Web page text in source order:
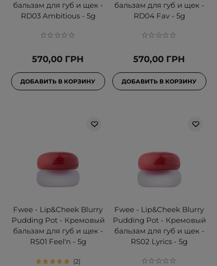
бальзам для губ и щек -
RD03 Ambitious - 5g
570,00 ГРН
ДОБАВИТЬ В КОРЗИНУ
бальзам для губ и щек -
RD04 Fav - 5g
570,00 ГРН
ДОБАВИТЬ В КОРЗИНУ
Fwee - Lip&Cheek Blurry
Pudding Pot - Кремовый
бальзам для губ и щек -
RS01 Feel'n - 5g
2
Fwee - Lip&Cheek Blurry
Pudding Pot - Кремовый
бальзам для губ и щек -
RS02 Lyrics - 5g